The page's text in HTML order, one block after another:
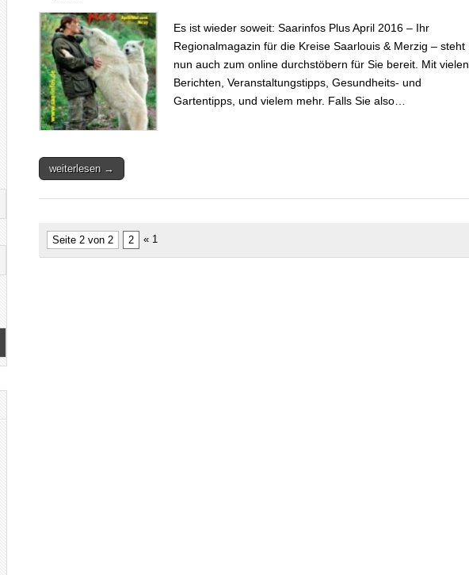
Es ist wieder soweit: Saarinfos Plus April 2016 – Ihr
Regionalmagazin für die Kreise Saarlouis & Merzig – steht
nun auch zum online durchstöbern für Sie bereit. Mit vielen
Berichten, Veranstaltungstipps, Gesundheits- und
Gartentipps, und vielem mehr. Falls Sie also…
weiterlesen →
Seite 2 von 2 « 1
2